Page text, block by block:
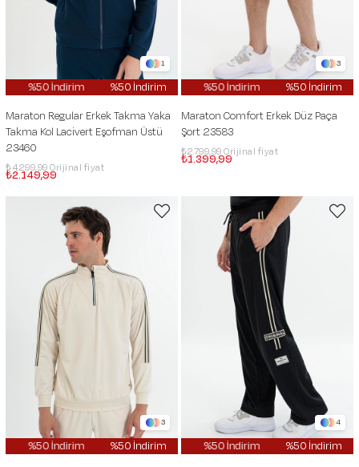
1
%50 İndirim %50 İndirim %50 İndirim %50 İndirim
Maraton Regular Erkek Takma Yaka
Takma Kol Lacivert Eşofman Üstü
23460
₺2.149,99
₺4.299,99
3
%50 İndirim %50 İndirim
%50 İndirim
Maraton Comfort Erkek Düz Paça
Şort 23583
₺1.399,99
₺2.799,99
3
%50 İndirim %50 İndirim %50 İndirim %50 İndirim
4
%50 İndirim %50 İndirim %50 İndirim